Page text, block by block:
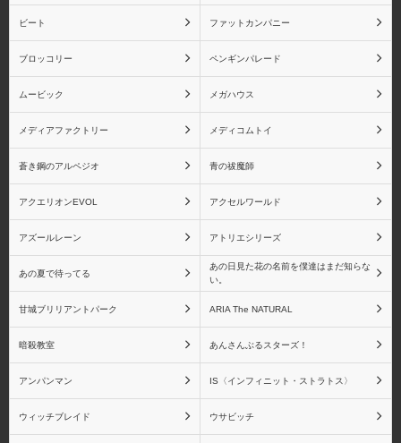
胡蝶しのぶ 富岡義勇
煉獄杏寿郎 宇髄天元
時透無一郎 甘露寺 蜜璃
ビート ファットカンパニー
ブロッコリー ペンギンパレード
ムービック メガハウス
メディアファクトリー メディコムトイ
蒼き鋼のアルペジオ 青の祓魔師
アクエリオンEVOL アクセルワールド
アズールレーン アトリエシリーズ
あの夏で待ってる
あの日見た花の名前を僕達はまだ知らな
い。
甘城ブリリアントパーク ARIA The NATURAL
暗殺教室 あんさんぶるスターズ！
アンパンマン IS〈インフィニット・ストラトス〉
ウィッチブレイド ウサビッチ